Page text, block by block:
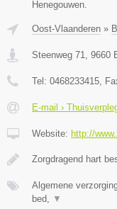
Henegouwen.
Oost-Vlaanderen »
Steenweg 71, 9660
Tel: 0468233415,
E-mail ›
Website: http://
Zorgdragend hart
Algemene
bed, ▼